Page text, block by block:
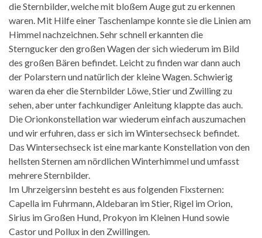
die Sternbilder, welche mit bloßem Auge gut zu erkennen
waren. Mit Hilfe einer Taschenlampe konnte sie die Linien am
Himmel nachzeichnen. Sehr schnell erkannten die
Sterngucker den großen Wagen der sich wiederum im Bild
des großen Bären befindet. Leicht zu finden war dann auch
der Polarstern und natürlich der kleine Wagen. Schwierig
waren da eher die Sternbilder Löwe, Stier und Zwilling zu
sehen, aber unter fachkundiger Anleitung klappte das auch.
Die Orionkonstellation war wiederum einfach auszumachen
und wir erfuhren, dass er sich im Wintersechseck befindet.
Das Wintersechseck ist eine markante Konstellation von den
hellsten Sternen am nördlichen Winterhimmel und umfasst
mehrere Sternbilder.
Im Uhrzeigersinn besteht es aus folgenden Fixsternen:
Capella im Fuhrmann, Aldebaran im Stier, Rigel im Orion,
Sirius im Großen Hund, Prokyon im Kleinen Hund sowie
Castor und Pollux in den Zwillingen.